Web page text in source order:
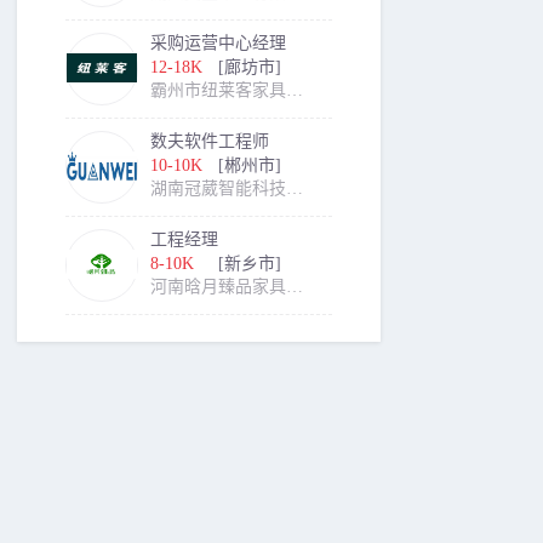
采购运营中心经理
[廊坊市]
12-18K
霸州市纽莱客家具有限公司
数夫软件工程师
[郴州市]
10-10K
湖南冠葳智能科技有限公司
工程经理
[新乡市]
8-10K
河南晗月臻品家具有限公司